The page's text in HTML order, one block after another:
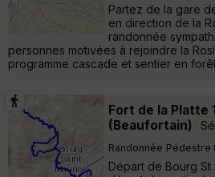
Partez de la gare
en direction de la
randonnée
personnes motivées à rejoindre la
programme cascade et sentier en
Fort de la Platte
(Beaufortain)
Randonnée Pédestre
Départ de Bourg